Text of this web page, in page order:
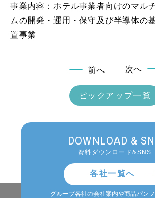
事業内容：ホテル事業者向けのマル
ムの開発・運用・保守及び半導体の
置事業
前へ
ピックアップ一覧
次へ
DOWNLOAD &
資料ダウンロード&SNS
各社一覧へ
グループ各社の会社案内や商品パン